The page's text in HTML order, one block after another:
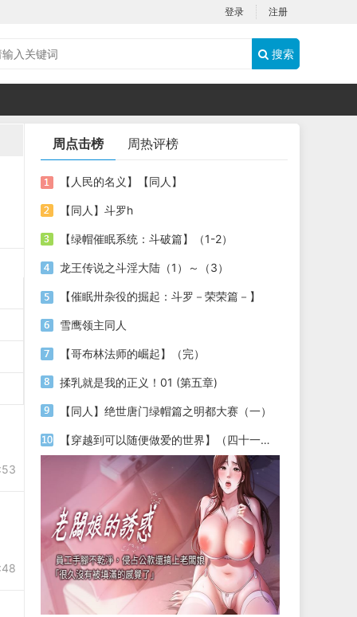
登录 注册
搜索
周点击榜 周热评榜
【人民的名义】【同人】
【同人】斗罗h
【绿帽催眠系统：斗破篇】（1-2）
龙王传说之斗淫大陆（1）～（3）
【催眠卅杂役的掘起：斗罗－荣荣篇－】
雪鹰领主同人
【哥布林法师的崛起】（完）
揉乳就是我的正义！01 (第五章)
【同人】绝世唐门绿帽篇之明都大赛（一）
【穿越到可以随便做爱的世界】（四十一）（两万五千字更新）